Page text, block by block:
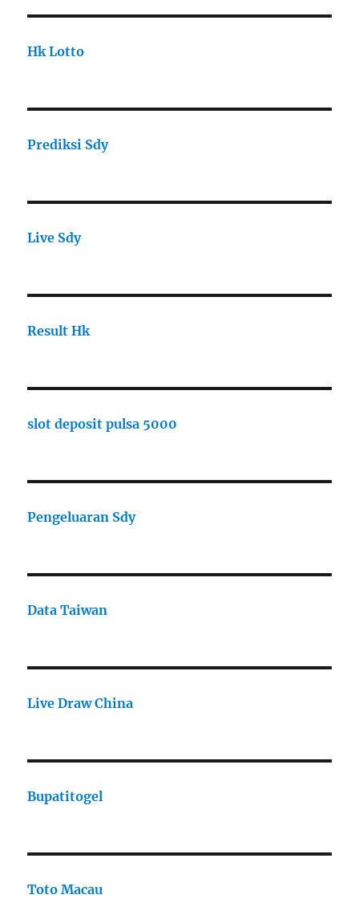
Hk Lotto
Prediksi Sdy
Live Sdy
Result Hk
slot deposit pulsa 5000
Pengeluaran Sdy
Data Taiwan
Live Draw China
Bupatitogel
Toto Macau